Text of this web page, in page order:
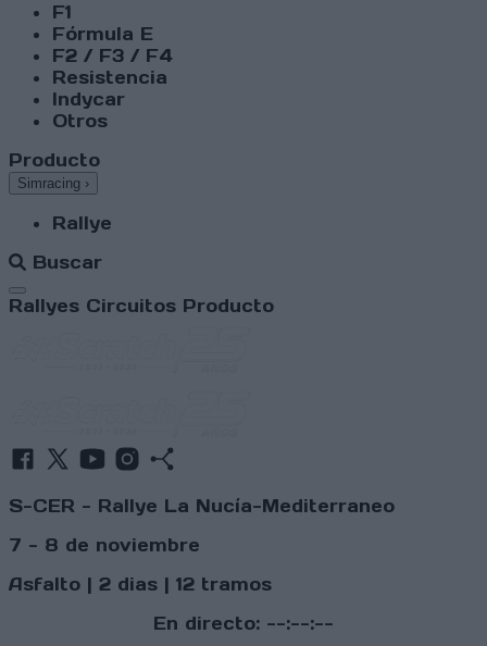
F1
Fórmula E
F2 / F3 / F4
Resistencia
Indycar
Otros
Producto
Simracing ›
Rallye
Buscar
Abrir menú
Rallyes Circuitos Producto
S-CER - Rallye La Nucía-Mediterraneo
7 - 8 de noviembre
Asfalto | 2 dias | 12 tramos
En directo: --:--:--